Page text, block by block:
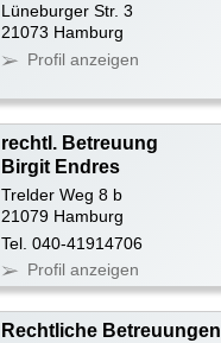
Lüneburger Str. 3
21073 Hamburg
Profil anzeigen
rechtl. Betreuung
Birgit Endres
Trelder Weg 8 b
21079 Hamburg
Tel. 040-41914706
Profil anzeigen
Rechtliche Betreuungen